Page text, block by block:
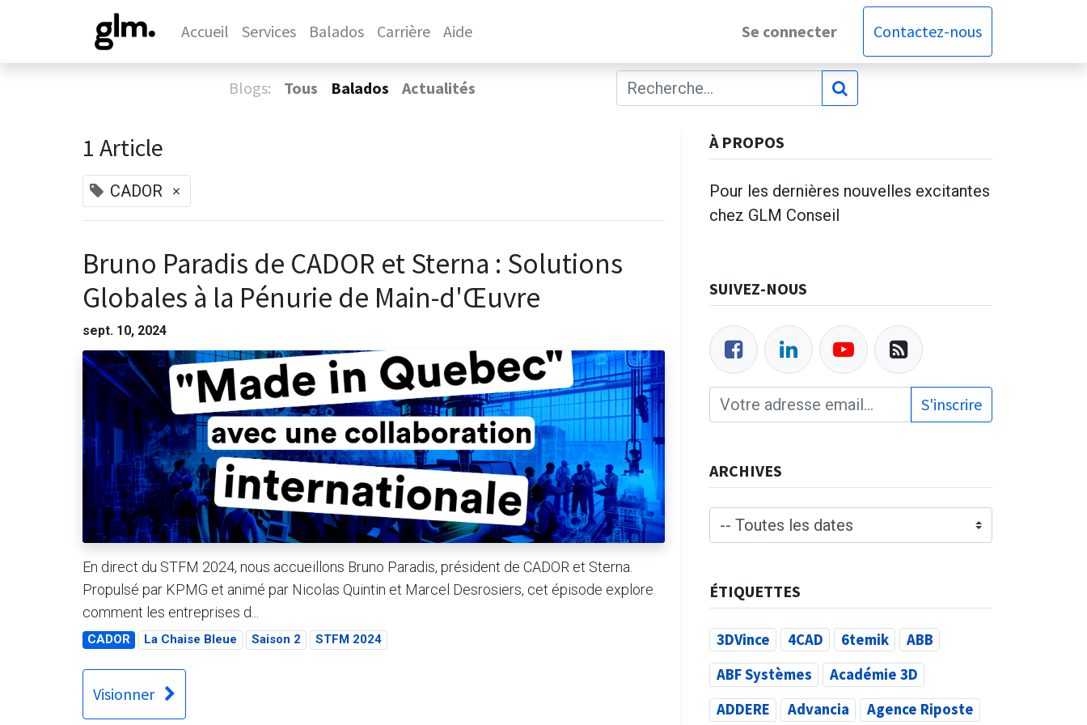
Accueil Services Balados Carrière Aide Se connecter Contactez-nous
Blogs: Tous Balados Actualités
1 Article
CADOR ×
Bruno Paradis de CADOR et Sterna : Solutions
Globales à la Pénurie de Main-d'Œuvre
sept. 10, 2024
En direct du STFM 2024, nous accueillons Bruno Paradis, président de CADOR et Sterna.
Propulsé par KPMG et animé par Nicolas Quintin et Marcel Desrosiers, cet épisode explore
comment les entreprises d...
CADOR La Chaise Bleue Saison 2 STFM 2024
Visionner
À PROPOS
Pour les dernières nouvelles excitantes
chez GLM Conseil
SUIVEZ-NOUS
S'inscrire
ARCHIVES
ÉTIQUETTES
3DVince 4CAD 6temik
ABB
ABF Systèmes
Académie 3D
ADDERE
Advancia Agence Riposte